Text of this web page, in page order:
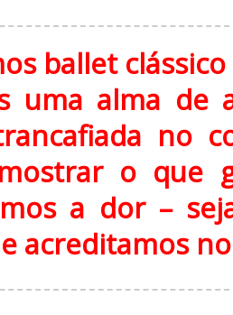
ballet
uma alma de
no
o que
a dor –
acreditamos